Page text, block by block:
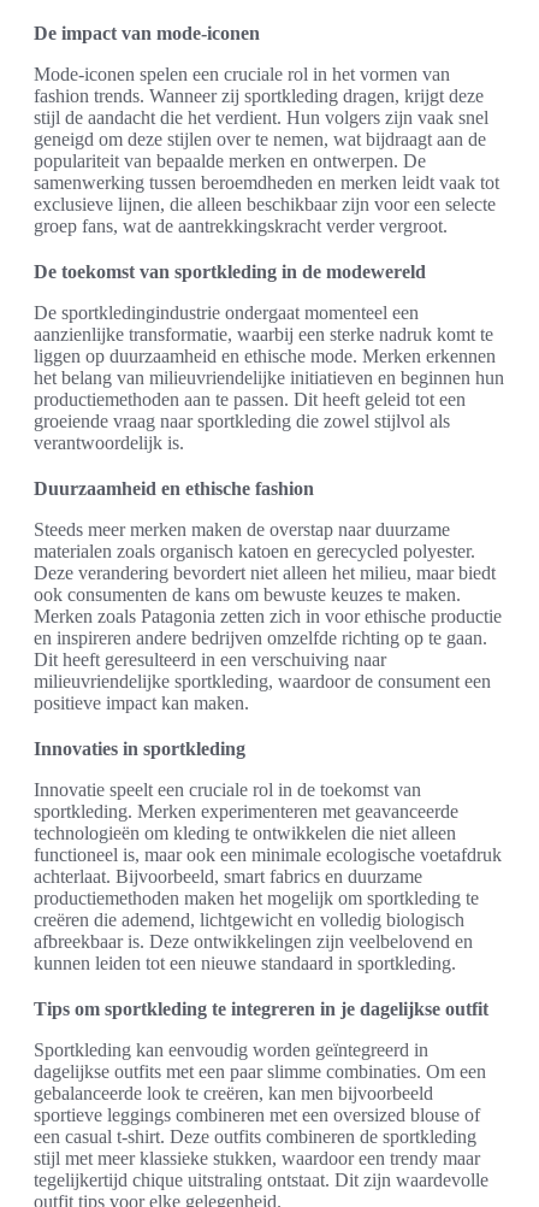
De impact van mode-iconen
Mode-iconen spelen een cruciale rol in het vormen van
fashion trends. Wanneer zij sportkleding dragen, krijgt deze
stijl de aandacht die het verdient. Hun volgers zijn vaak snel
geneigd om deze stijlen over te nemen, wat bijdraagt aan de
populariteit van bepaalde merken en ontwerpen. De
samenwerking tussen beroemdheden en merken leidt vaak tot
exclusieve lijnen, die alleen beschikbaar zijn voor een selecte
groep fans, wat de aantrekkingskracht verder vergroot.
De toekomst van sportkleding in de modewereld
De sportkledingindustrie ondergaat momenteel een
aanzienlijke transformatie, waarbij een sterke nadruk komt te
liggen op duurzaamheid en ethische mode. Merken erkennen
het belang van milieuvriendelijke initiatieven en beginnen hun
productiemethoden aan te passen. Dit heeft geleid tot een
groeiende vraag naar sportkleding die zowel stijlvol als
verantwoordelijk is.
Duurzaamheid en ethische fashion
Steeds meer merken maken de overstap naar duurzame
materialen zoals organisch katoen en gerecycled polyester.
Deze verandering bevordert niet alleen het milieu, maar biedt
ook consumenten de kans om bewuste keuzes te maken.
Merken zoals Patagonia zetten zich in voor ethische productie
en inspireren andere bedrijven omzelfde richting op te gaan.
Dit heeft geresulteerd in een verschuiving naar
milieuvriendelijke sportkleding, waardoor de consument een
positieve impact kan maken.
Innovaties in sportkleding
Innovatie speelt een cruciale rol in de toekomst van
sportkleding. Merken experimenteren met geavanceerde
technologieën om kleding te ontwikkelen die niet alleen
functioneel is, maar ook een minimale ecologische voetafdruk
achterlaat. Bijvoorbeeld, smart fabrics en duurzame
productiemethoden maken het mogelijk om sportkleding te
creëren die ademend, lichtgewicht en volledig biologisch
afbreekbaar is. Deze ontwikkelingen zijn veelbelovend en
kunnen leiden tot een nieuwe standaard in sportkleding.
Tips om sportkleding te integreren in je dagelijkse outfit
Sportkleding kan eenvoudig worden geïntegreerd in
dagelijkse outfits met een paar slimme combinaties. Om een
gebalanceerde look te creëren, kan men bijvoorbeeld
sportieve leggings combineren met een oversized blouse of
een casual t-shirt. Deze outfits combineren de sportkleding
stijl met meer klassieke stukken, waardoor een trendy maar
tegelijkertijd chique uitstraling ontstaat. Dit zijn waardevolle
outfit tips voor elke gelegenheid.